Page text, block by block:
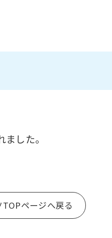
した。
ページへ戻る